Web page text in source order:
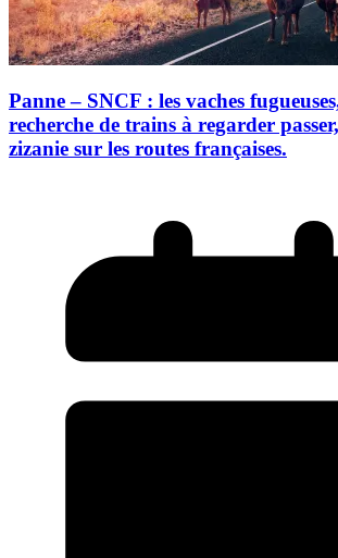
Panne – SNCF : les vaches
recherche de trains à regarder
zizanie sur les routes françaises.